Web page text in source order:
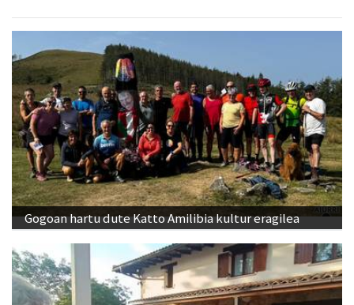
Gogoan hartu dute Katto Amilibia kultur eragilea